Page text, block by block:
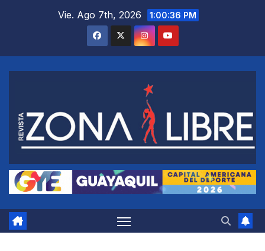
Vie. Ago 7th, 2026 1:00:37 PM